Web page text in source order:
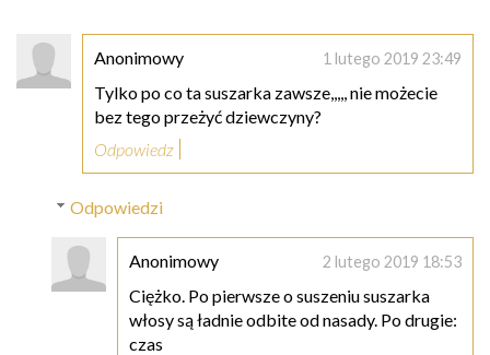
Anonimowy 1 lutego 2019 23:49
Tylko po co ta suszarka zawsze,,,,, nie możecie
bez tego przeżyć dziewczyny?
Odpowiedz
Odpowiedzi
Anonimowy 2 lutego 2019 18:53
Ciężko. Po pierwsze o suszeniu suszarka
włosy są ładnie odbite od nasady. Po drugie:
czas